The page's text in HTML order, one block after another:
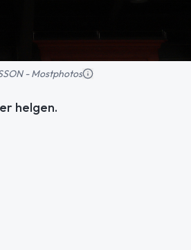
- Mostphotos
helgen.